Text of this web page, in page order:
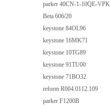
parker 40CN-1-10QE-
Beta 606/20
keystone 84OL96
keystone 16MK71
keystone 10TG89
keystone 91TU00
keystone 71BO32
reform R004.0112.109
parker F1200B